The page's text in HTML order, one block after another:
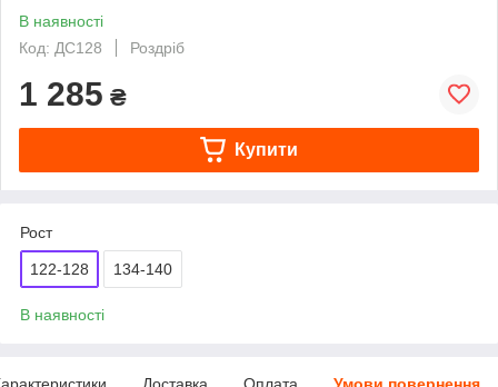
В наявності
Код: ДС128
Роздріб
1 285 ₴
Купити
Рост
122-128 134-140
В наявності
Доставка Оплата Умови повернення